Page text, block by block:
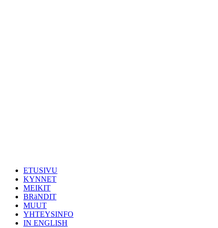
ETUSIVU
KYNNET
MEIKIT
BRäNDIT
MUUT
YHTEYSINFO
IN ENGLISH